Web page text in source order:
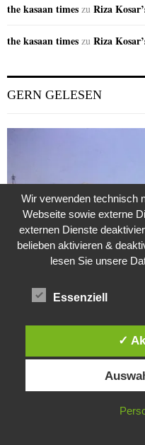
the kasaan times zu Riza
the kasaan times zu Riza
GERN GELESEN
24. Juli 2020 0
20. Juni 2017
Diese Website verwendet
Website stimmst du der
IN
Wir verwenden technisch
Webseite sowie externe
externen Dienste
belieben aktivieren &
lesen Sie unsere
Essenziell
✓